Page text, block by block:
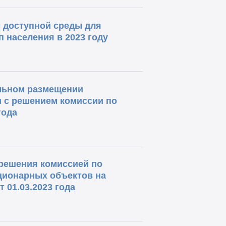
среды для
в 2023 году
размещении
с решением комиссии по
комиссией по
объектов на
01.03.2023 года